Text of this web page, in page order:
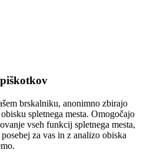
brskalniku, anonimno zbirajo
spletnega mesta. Omogočajo
vseh funkcij spletnega mesta,
za vas in z analizo obiska